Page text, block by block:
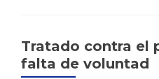
Tratado contra el
falta de voluntad